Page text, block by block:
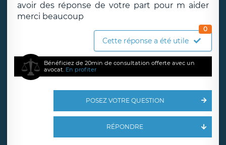
avoir des réponse de votre part pour m aider
merci beaucoup
Cette réponse a été utile
0
Bénéficiez de 20min de consultation offerte avec un
avocat. En profiter
POSEZ VOTRE QUESTION
RÉPONDRE